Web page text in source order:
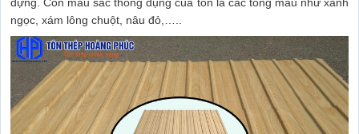
dựng. Còn màu sắc thông dụng của tôn là các tông màu như xanh
ngọc, xám lông chuột, nâu đỏ,…..